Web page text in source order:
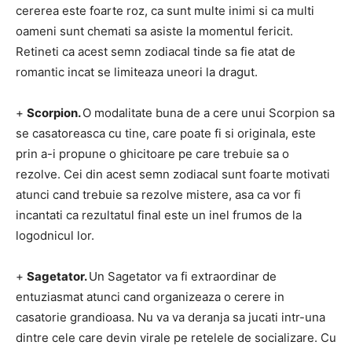
cererea este foarte roz, ca sunt multe inimi si ca multi
oameni sunt chemati sa asiste la momentul fericit.
Retineti ca acest semn zodiacal tinde sa fie atat de
romantic incat se limiteaza uneori la dragut.
+ Scorpion.O modalitate buna de a cere unui Scorpion sa
se casatoreasca cu tine, care poate fi si originala, este
prin a-i propune o ghicitoare pe care trebuie sa o
rezolve. Cei din acest semn zodiacal sunt foarte motivati
atunci cand trebuie sa rezolve mistere, asa ca vor fi
incantati ca rezultatul final este un inel frumos de la
logodnicul lor.
+ Sagetator.Un Sagetator va fi extraordinar de
entuziasmat atunci cand organizeaza o cerere in
casatorie grandioasa. Nu va va deranja sa jucati intr-una
dintre cele care devin virale pe retelele de socializare. Cu